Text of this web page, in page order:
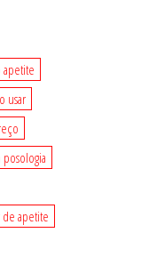
usar
apetite